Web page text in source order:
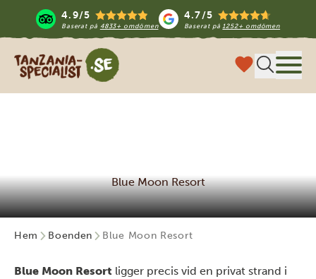
4.9/5
Baserat på 4833+ omdömen
4.7/5
Baserat på1252+ omdömen
Tanzania Specialist
Blue Moon Resort
Hem Boenden Blue Moon Resort
Blue Moon Resort ligger precis vid en privat strand i